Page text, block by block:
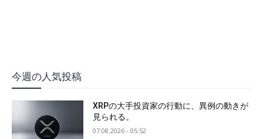
今週の人気投稿
XRPの大手投資家の行動に、異例の動きが
見られる。
07.08.2026 - 05:52